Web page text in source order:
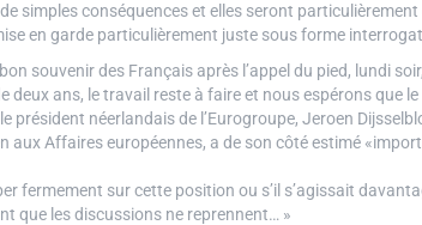
simples conséquences et elles seront particulièrement
en garde particulièrement juste sous forme
souvenir des Français après l’appel du pied, lundi
deux ans, le travail reste à faire et nous espérons que
président néerlandais de l’Eurogroupe, Jeroen
aux Affaires européennes, a de son côté estimé
fermement sur cette position ou s’il s’agissait
que les discussions ne reprennent… »